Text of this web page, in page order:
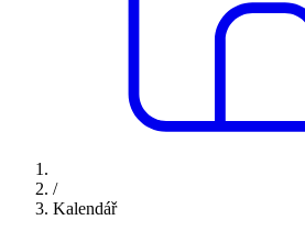
/
Kalendář